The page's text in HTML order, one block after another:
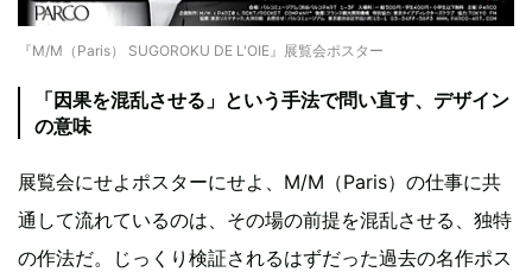
『M/M（Paris） SUGOROKU DE L'OIE』展覧会ポスター
「因果を混乱させる」という手法で問い直す、デザイン
の意味
展覧会にせよポスターにせよ、M/M（Paris）の仕事に共
通して流れているのは、その場の前提を混乱させる、独特
の作法だ。じっくり検証されるはずだった過去の名作ポス